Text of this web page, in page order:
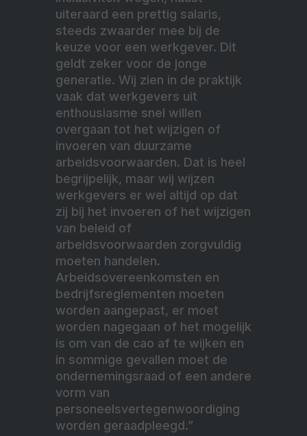
uiteraard een prettig salaris,
steeds zwaarder mee bij de
keuze voor een werkgever. Dit
geldt zeker voor de jonge
generatie. Wij zien in de praktijk
vaak dat werkgevers uit
enthousiasme snel willen
overgaan tot het wijzigen of
invoeren van duurzame
arbeidsvoorwaarden. Dat is heel
begrijpelijk, maar wij wijzen
werkgevers er wel altijd op dat
zij bij het invoeren of het wijzigen
van beleid of
arbeidsvoorwaarden zorgvuldig
moeten handelen.
Arbeidsovereenkomsten en
bedrijfsreglementen moeten
worden aangepast, er moet
worden nagegaan of het mogelijk
is om van de cao af te wijken en
in sommige gevallen moet de
ondernemingsraad of een andere
vorm van
personeelsvertegenwoordiging
worden geraadpleegd.”